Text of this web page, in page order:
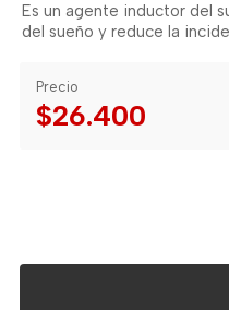
Es un agente inductor del
del sueño y reduce la
Precio
$26.400